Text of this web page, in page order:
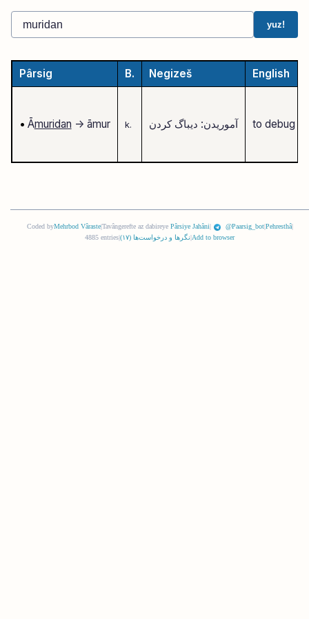
yuz!
Pârsig B. Negizeš English
• Āmuridan -> āmur k. آموریدن: دیباگ کردن to debug
Coded byMehrbod Vâraste|Tavângerefte az dabireye Pârsiye Jahâni| @Paarsig_bot|Pehresthâ|
4885 entries
نگرها و درخواست‌ها (١٧) Add to browser